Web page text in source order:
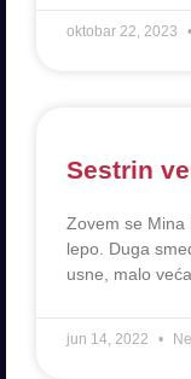
oktobar 22, 2023
Sestrin
Zovem se Mina
lepo. Duga
usne, malo veća
jun 14, 2022